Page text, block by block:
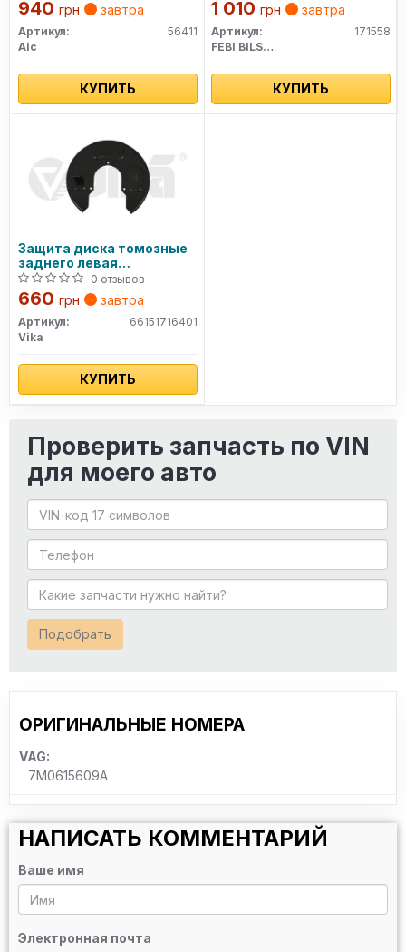
940 грн завтра
Артикул:
56411
Aic
КУПИТЬ
1 010 грн завтра
Артикул:
171558
FEBI BILSTEIN
КУПИТЬ
Защита диска томозные
заднего левая
(66151716401) VIKA
0 отзывов
660 грн завтра
Артикул:
66151716401
Vika
КУПИТЬ
Проверить запчасть по VIN
для моего авто
Подобрать
ОРИГИНАЛЬНЫЕ НОМЕРА
VAG:
7M0615609A
НАПИСАТЬ КОММЕНТАРИЙ
Ваше имя
Электронная почта